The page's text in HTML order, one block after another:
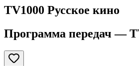
TV1000 Русское кино
Программа передач —